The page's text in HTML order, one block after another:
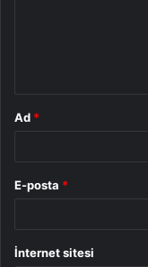
Ad *
E-posta *
İnternet sitesi